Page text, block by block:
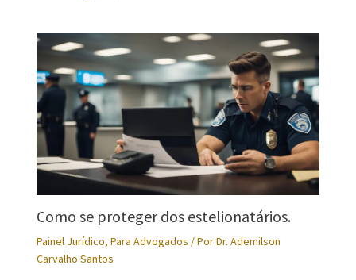
Como se proteger dos estelionatários.
Painel Jurídico, Para Advogados / PorDr. Ademilson
Carvalho Santos